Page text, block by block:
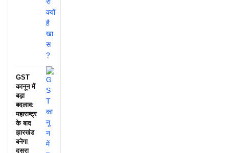
GST
कानून में
बड़ा
बदलाव:
महाराष्ट्र
के बाद
झारखंड
बनेगा
दूसरा